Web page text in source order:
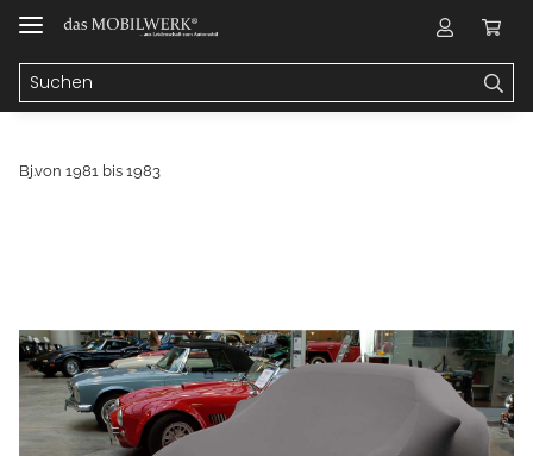
Bj.von 1981 bis 1983